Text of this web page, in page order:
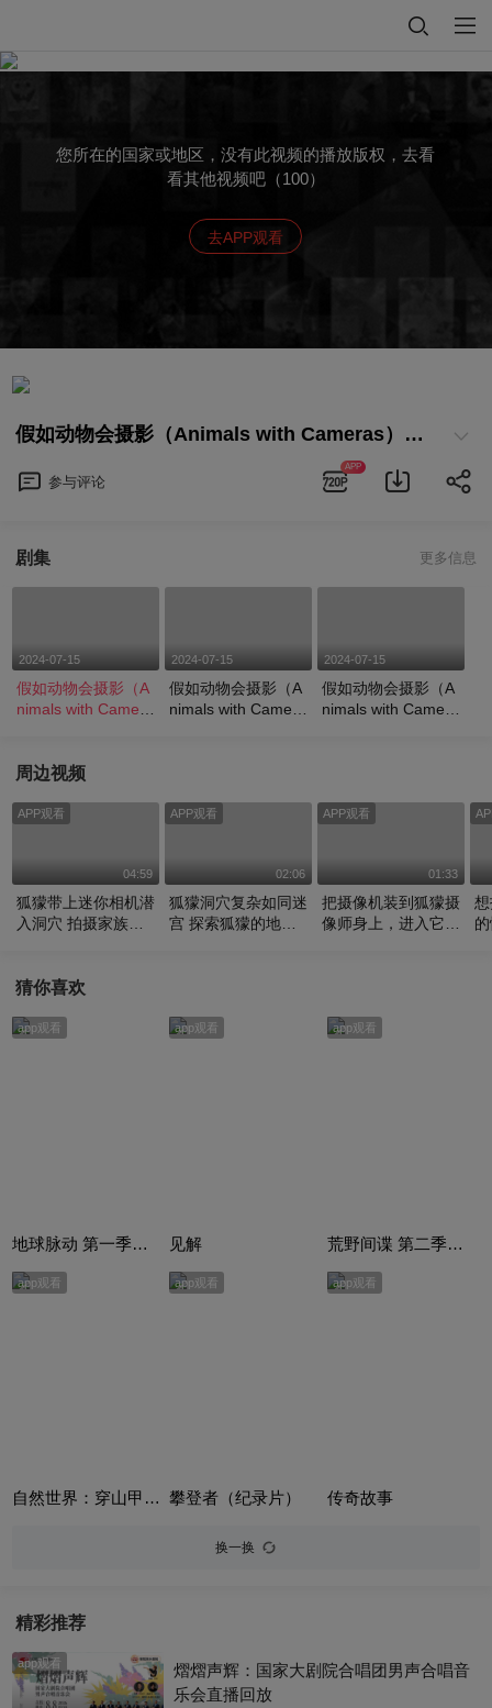
您所在的国家或地区，没有此视频的播放版权，去看
看其他视频吧（100）
去APP观看
假如动物会摄影（Animals with Cameras）第1集：狐獴洞穴如“迷宫”
参与评论
APP
剧集 更多信息
2024-07-15
假如动物会摄影（A
nimals with Camera
2024-07-15
假如动物会摄影（A
nimals with Camera
2024-07-15
假如动物会摄影（A
nimals with Camera
周边视频
APP观看
04:59
狐獴带上迷你相机潜
入洞穴 拍摄家族在
APP观看
02:06
狐獴洞穴复杂如同迷
宫 探索狐獴的地下
APP观看
01:33
把摄像机装到狐獴摄
像师身上，进入它们
猜你喜欢
app观看
地球脉动 第一季（Planet Earth I）
app观看
见解
app观看
荒野间谍 第二季（Spy in the Wild Series 2）
app观看
自然世界：穿山甲-被全世界盯上的动物（Natural World Pangolins - The World's Most Wanted Animal）
app观看
攀登者（纪录片）
app观看
传奇故事
换一换
精彩推荐
app观看
熠熠声辉：国家大剧院合唱团男声合唱音
乐会直播回放